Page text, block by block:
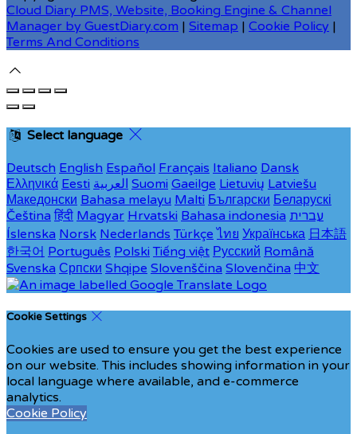
Cloud Diary PMS, Website, Booking Engine & Channel
Manager by GuestDiary.com | Sitemap | Cookie Policy |
Terms And Conditions
Select language
Deutsch English Español Français Italiano Dansk
Ελληνικά Eesti العربية Suomi Gaeilge Lietuvių Latviešu
Македонски Bahasa melayu Malti Български Беларускі
Čeština हिंदी Magyar Hrvatski Bahasa indonesia עברית
Íslenska Norsk Nederlands Türkçe ไทย Українська 日本語
한국어 Português Polski Tiếng việt Русский Română
Svenska Српски Shqipe Slovenščina Slovenčina 中文
Cookie Settings
Cookies are used to ensure you get the best experience
on our website. This includes showing information in your
local language where available, and e-commerce
analytics.
Cookie Policy